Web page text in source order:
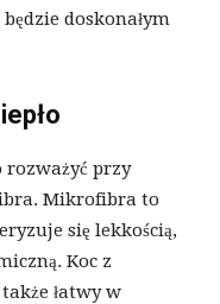
doskonałym
przy
Mikrofibra to
się lekkością,
Koc z
łatwy w